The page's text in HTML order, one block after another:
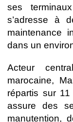
ses
s’adresse à
maintenance
dans un
Acteur
marocaine,
répartis sur 11
assure des
manutention,